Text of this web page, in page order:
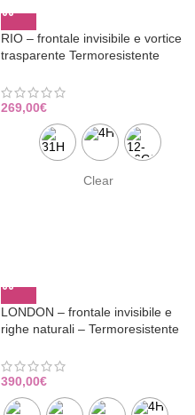
RIO – frontale invisibile e vortice
trasparente Termoresistente
269,00€
Clear
LONDON – frontale invisibile e
righe naturali – Termoresistente
390,00€